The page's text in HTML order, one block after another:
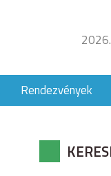
Rendezvények